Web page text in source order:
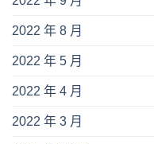
2022 年 8 月
2022 年 5 月
2022 年 4 月
2022 年 3 月